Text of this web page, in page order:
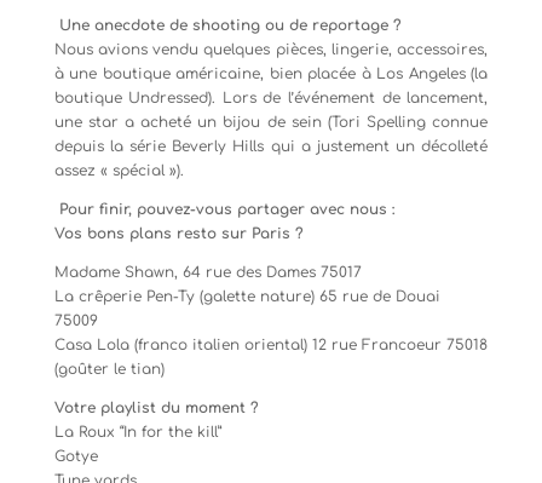
Une anecdote de shooting ou de reportage ?
Nous avions vendu quelques pièces, lingerie, accessoires,
à une boutique américaine, bien placée à Los Angeles (la
boutique Undressed). Lors de l’événement de lancement,
une star a acheté un bijou de sein (Tori Spelling connue
depuis la série Beverly Hills qui a justement un décolleté
assez « spécial »).
Pour finir, pouvez-vous partager avec nous :
Vos bons plans resto sur Paris ?
Madame Shawn, 64 rue des Dames 75017
La crêperie Pen-Ty (galette nature) 65 rue de Douai
75009
Casa Lola (franco italien oriental) 12 rue Francoeur 75018
(goûter le tian)
Votre playlist du moment ?
La Roux “In for the kill”
Gotye